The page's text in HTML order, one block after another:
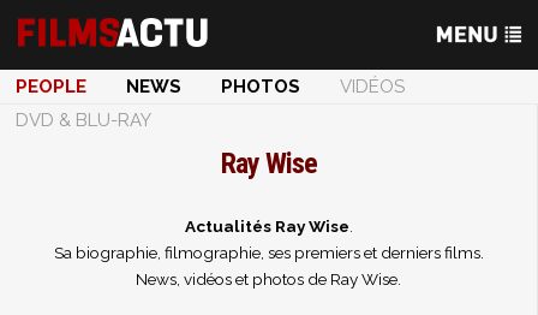
PEOPLE NEWS PHOTOS
VIDÉOS
DVD & BLU-RAY
Ray Wise
Actualités Ray Wise
Sa biographie, filmographie, ses premiers et derniers films.
News, vidéos et photos de Ray Wise.